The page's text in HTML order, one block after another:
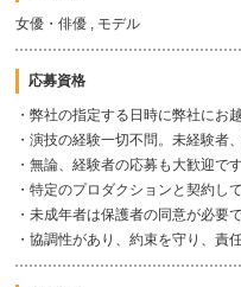
女優・俳優 , モデル
応募資格
・弊社の指定する日時に弊社にお
・演技の経験一切不問。未経験者
・無論、経験者の応募も大歓迎で
・特定のプロダクションと契約し
・未成年者は保護者の同意が必要で
・協調性があり、約束を守り、責